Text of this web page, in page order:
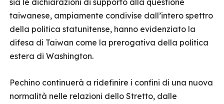
sia le dichiarazioni di supporto alla questione
taiwanese, ampiamente condivise dall’intero spettro
della politica statunitense, hanno evidenziato la
difesa di Taiwan come la prerogativa della politica
estera di Washington.
Pechino continuerà a ridefinire i confini di una nuova
normalità nelle relazioni dello Stretto, dalle